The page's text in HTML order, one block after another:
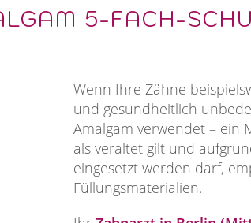
5-FACH-
Wenn Ihre Zähne
und gesundheitlich
Amalgam verwendet – ein
als veraltet gilt und
eingesetzt werden darf,
Füllungsmaterialien.